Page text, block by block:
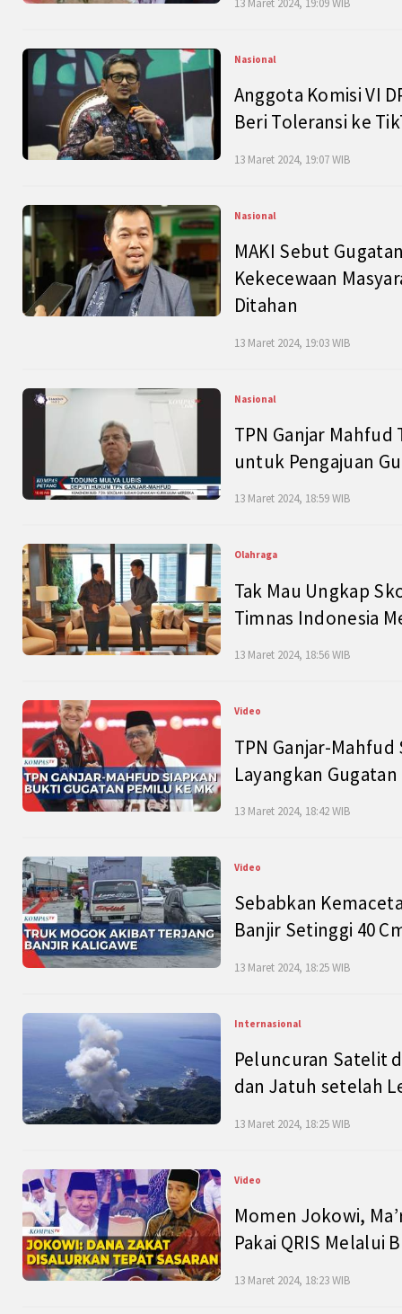
Nasional
Anggota Komisi VI
Beri Toleransi ke
13 Maret 2024, 19:07 WIB
Nasional
MAKI Sebut
Kekecewaan
Ditahan
13 Maret 2024, 19:03 WIB
Nasional
TPN Ganjar
untuk Pengajuan
13 Maret 2024, 18:59 WIB
Olahraga
Tak Mau Ungkap
Timnas Indonesia
13 Maret 2024, 18:56 WIB
Video
TPN Ganjar-
Layangkan
13 Maret 2024, 18:42 WIB
Video
Sebabkan
Banjir Setinggi 40
13 Maret 2024, 18:25 WIB
Internasional
Peluncuran Satelit
dan Jatuh setelah
13 Maret 2024, 18:25 WIB
Video
Momen Jokowi,
Pakai QRIS Melalui
13 Maret 2024, 18:23 WIB